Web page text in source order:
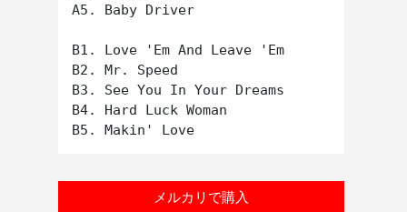
A5. Baby Driver
B1. Love 'Em And Leave 'Em
B2. Mr. Speed
B3. See You In Your Dreams
B4. Hard Luck Woman
メルカリで購入